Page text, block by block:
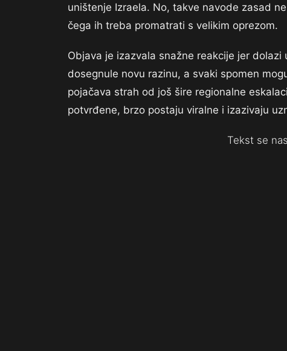
uništenje Izraela. No, takve navode zasad
čega ih treba promatrati s velikim oprezom.
Objava je izazvala snažne reakcije jer
dosegnule novu razinu, a svaki spomen
pojačava strah od još šire regionalne
potvrđene, brzo postaju viralne i izazivaju
Tekst se